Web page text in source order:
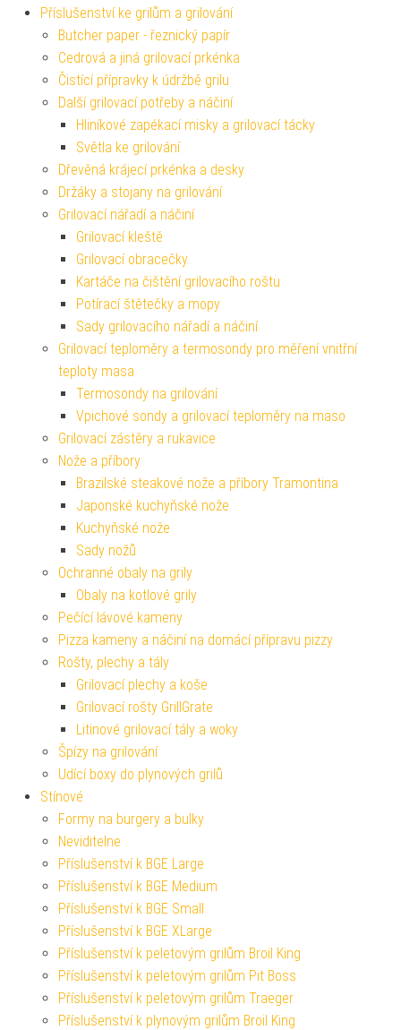
Příslušenství ke grilům a grilování
Butcher paper - řeznický papír
Cedrová a jiná grilovací prkénka
Čistící přípravky k údržbě grilu
Další grilovací potřeby a náčiní
Hliníkové zapékací misky a grilovací tácky
Světla ke grilování
Dřevěná krájecí prkénka a desky
Držáky a stojany na grilování
Grilovací nářadí a náčiní
Grilovací kleště
Grilovací obracečky
Kartáče na čištění grilovacího roštu
Potírací štětečky a mopy
Sady grilovacího nářadí a náčiní
Grilovací teploměry a termosondy pro měření vnitřní
teploty masa
Termosondy na grilování
Vpichové sondy a grilovací teploměry na maso
Grilovací zástěry a rukavice
Nože a příbory
Brazilské steakové nože a příbory Tramontina
Japonské kuchyňské nože
Kuchyňské nože
Sady nožů
Ochranné obaly na grily
Obaly na kotlové grily
Pečící lávové kameny
Pizza kameny a náčiní na domácí přípravu pizzy
Rošty, plechy a tály
Grilovací plechy a koše
Grilovací rošty GrillGrate
Litinové grilovací tály a woky
Špízy na grilování
Udící boxy do plynových grilů
Stínové
Formy na burgery a bulky
Neviditelne
Příslušenství k BGE Large
Příslušenství k BGE Medium
Příslušenství k BGE Small
Příslušenství k BGE XLarge
Příslušenství k peletovým grilům Broil King
Příslušenství k peletovým grilům Pit Boss
Příslušenství k peletovým grilům Traeger
Příslušenství k plynovým grilům Broil King